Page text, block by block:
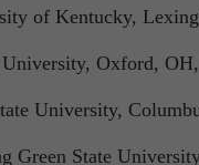
of Kentucky,
Oxford,
University,
Green State